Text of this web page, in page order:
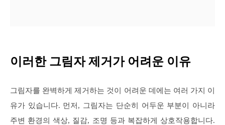
이러한 그림자 제거가 어려운 이유
그림자를 완벽하게 제거하는 것이 어려운 데에는 여러 가지 이
유가 있습니다. 먼저, 그림자는 단순히 어두운 부분이 아니라
주변 환경의 색상, 질감, 조명 등과 복잡하게 상호작용합니다.